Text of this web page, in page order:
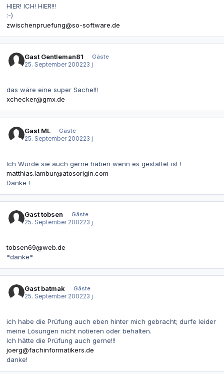
HIER! ICH! HIER!!!
:-)
zwischenpruefung@so-software.de
Gast Gentleman81
Gäste
25. September 200223 j
das wäre eine super Sache!!!
xchecker@gmx.de
Gast ML
Gäste
25. September 200223 j
Ich Würde sie auch gerne haben wenn es gestattet ist !
matthias.lambur@atosorigin.com
Danke !
Gast tobsen
Gäste
25. September 200223 j
tobsen69@web.de
*danke*
Gast batmak
Gäste
25. September 200223 j
ich habe die Prüfung auch eben hinter mich gebracht; durfe leider
meine Lösungen nicht notieren oder behalten.
Ich hätte die Prüfung auch gerne!!!
joerg@fachinformatikers.de
danke!